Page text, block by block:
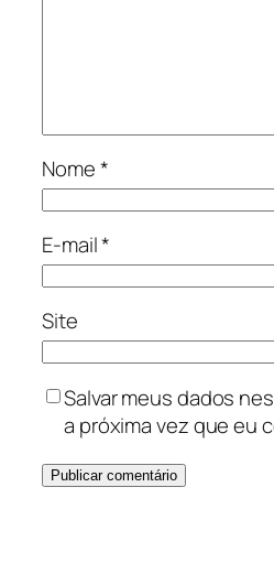
Nome*
E-mail*
Site
Salvar meus dados
a próxima vez que eu